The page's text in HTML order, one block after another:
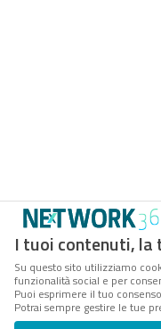
I tuoi contenuti, la
Su questo sito utilizziamo
funzionalità social e per
Puoi esprimere il tuo
Potrai sempre gestire le tue